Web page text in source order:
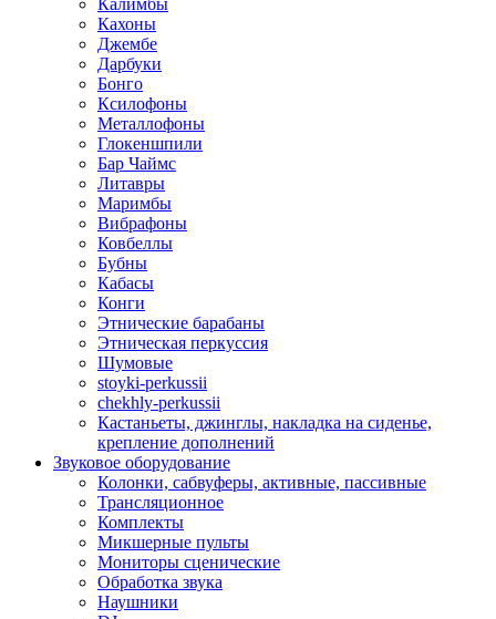
Калимбы
Кахоны
Джембе
Дарбуки
Бонго
Ксилофоны
Металлофоны
Глокеншпили
Бар Чаймс
Литавры
Маримбы
Вибрафоны
Ковбеллы
Бубны
Кабасы
Конги
Этнические барабаны
Этническая перкуссия
Шумовые
stoyki-perkussii
chekhly-perkussii
Кастаньеты, джинглы, накладка на сиденье,
крепление дополнений
Звуковое оборудование
Колонки, сабвуферы, активные, пассивные
Трансляционное
Комплекты
Микшерные пульты
Мониторы сценические
Обработка звука
Наушники